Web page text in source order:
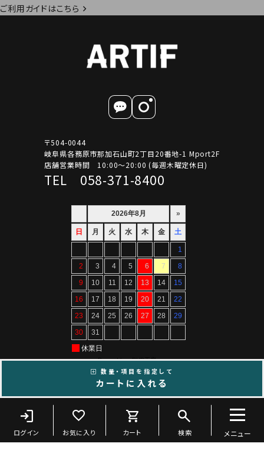
ご利用ガイドはこちら
〒504-0044
岐阜県各務原市那加石山町2丁目20番地-1 Mport2F
店舗営業時間 10:00～20:00 (毎週木曜定休日)
TEL 058-371-8400
Copyright ©ARTIF All Rights Reserved.
数量・項目を指定して
カートに入れる